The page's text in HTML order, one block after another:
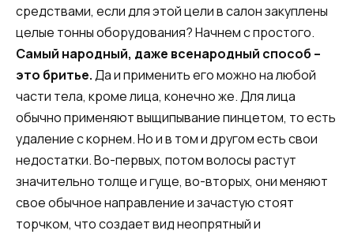
средствами, если для этой цели в салон закуплены
целые тонны оборудования? Начнем с простого.
Самый народный, даже всенародный способ –
это бритье.Да и применить его можно на любой
части тела, кроме лица, конечно же. Для лица
обычно применяют выщипывание пинцетом, то есть
удаление с корнем. Но и в том и другом есть свои
недостатки. Во-первых, потом волосы растут
значительно толще и гуще, во-вторых, они меняют
свое обычное направление и зачастую стоят
торчком, что создает вид неопрятный и